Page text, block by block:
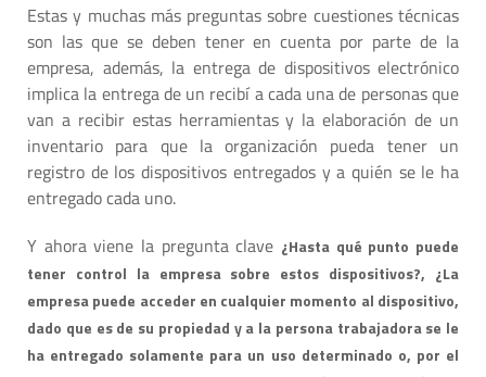
Estas y muchas más preguntas sobre cuestiones técnicas
son las que se deben tener en cuenta por parte de la
empresa, además, la entrega de dispositivos electrónico
implica la entrega de un recibí a cada una de personas que
van a recibir estas herramientas y la elaboración de un
inventario para que la organización pueda tener un
registro de los dispositivos entregados y a quién se le ha
entregado cada uno.
Y ahora viene la pregunta clave ¿Hasta qué punto puede
tener control la empresa sobre estos dispositivos?, ¿La
empresa puede acceder en cualquier momento al dispositivo,
dado que es de su propiedad y a la persona trabajadora se le
ha entregado solamente para un uso determinado o, por el